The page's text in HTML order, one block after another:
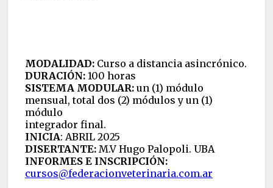
MODALIDAD: Curso a distancia asincrónico.
DURACIÓN: 100 horas
SISTEMA MODULAR: un (1) módulo
mensual, total dos (2) módulos y un (1)
módulo
integrador final.
INICIA: ABRIL 2025
DISERTANTE: M.V Hugo Palopoli. UBA
INFORMES E INSCRIPCIÓN:
cursos@federacionveterinaria.com.ar